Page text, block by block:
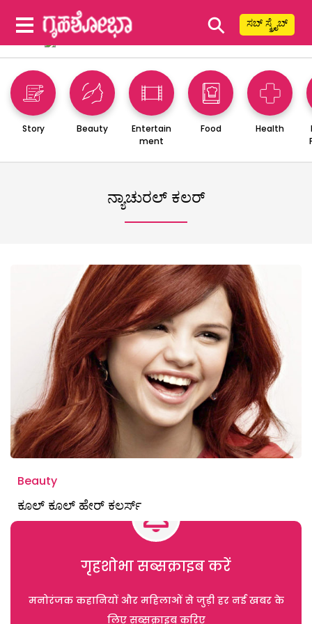
⚲ ಸಬ್ ಸ್ಕ್ರೈಬ್
Story Beauty
Entertain
ment
Food Health
ನ್ಯಾಚುರಲ್ ಕಲರ್
Beauty
ಕೂಲ್ ಕೂಲ್ ಹೇರ್ ಕಲರ್ಸ್
गृहशोभा सब्सक्राइब करें
मनोरंजक कहानियों और महिलाओं से जुड़ी हर नई खबर के
लिए सब्सक्राइब करिए